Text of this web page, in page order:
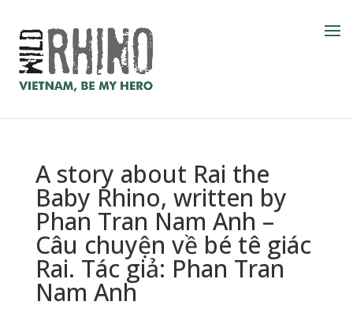
A story about Rai the
Baby Rhino, written by
Phan Tran Nam Anh –
Câu chuyện về bé tê giác
Rai. Tác giả: Phan Tran
Nam Anh